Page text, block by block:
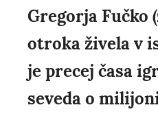
Gregorja Fučko
otroka živela v
je precej časa
seveda o